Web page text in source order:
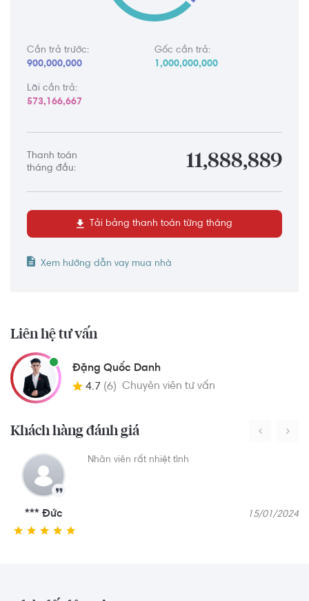
Cần trả trước:
900,000,000
Gốc cần trả:
1,000,000,000
Lãi cần trả:
573,166,667
Thanh toán
tháng đầu:
11,888,889
Tải bảng thanh toán từng tháng
Xem hướng dẫn vay mua nhà
Liên hệ tư vấn
Đặng Quốc Danh
4.7 (6) Chuyên viên tư vấn
Khách hàng đánh giá
*** Đức
Nhân viên rất nhiệt tình
15/01/2024